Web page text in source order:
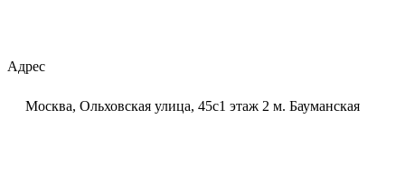
Адрес
Москва, Ольховская улица, 45с1 этаж 2 м. Бауманская